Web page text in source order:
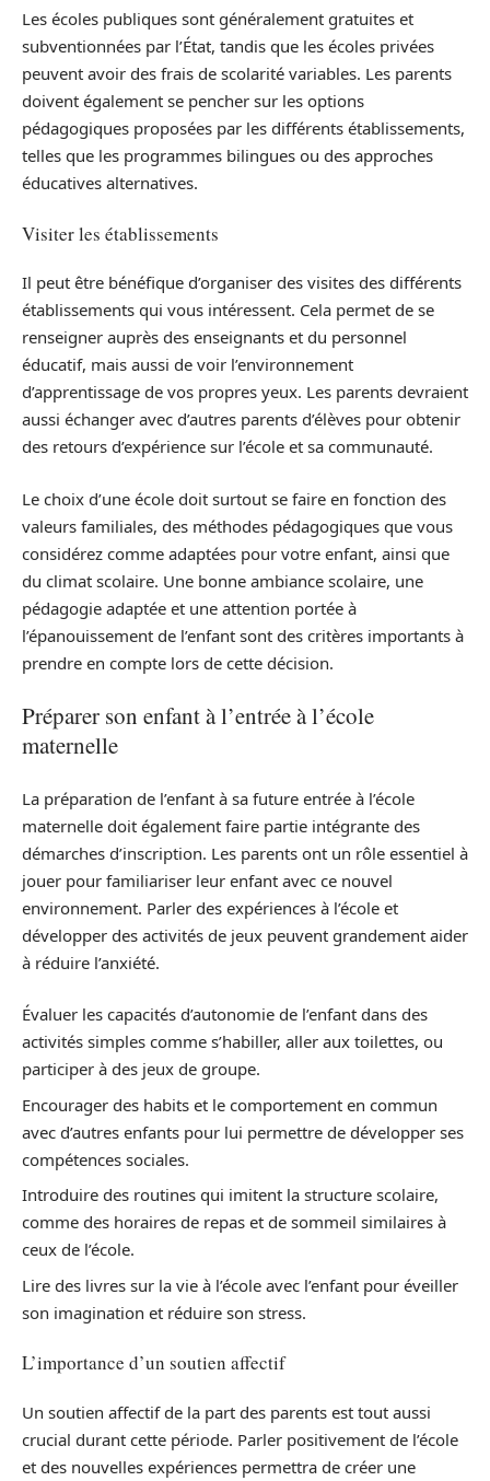
Les écoles publiques sont généralement gratuites et
subventionnées par l’État, tandis que les écoles privées
peuvent avoir des frais de scolarité variables. Les parents
doivent également se pencher sur les options
pédagogiques proposées par les différents établissements,
telles que les programmes bilingues ou des approches
éducatives alternatives.
Visiter les établissements
Il peut être bénéfique d’organiser des visites des différents
établissements qui vous intéressent. Cela permet de se
renseigner auprès des enseignants et du personnel
éducatif, mais aussi de voir l’environnement
d’apprentissage de vos propres yeux. Les parents devraient
aussi échanger avec d’autres parents d’élèves pour obtenir
des retours d’expérience sur l’école et sa communauté.
Le choix d’une école doit surtout se faire en fonction des
valeurs familiales, des méthodes pédagogiques que vous
considérez comme adaptées pour votre enfant, ainsi que
du climat scolaire. Une bonne ambiance scolaire, une
pédagogie adaptée et une attention portée à
l’épanouissement de l’enfant sont des critères importants à
prendre en compte lors de cette décision.
Préparer son enfant à l’entrée à l’école
maternelle
La préparation de l’enfant à sa future entrée à l’école
maternelle doit également faire partie intégrante des
démarches d’inscription. Les parents ont un rôle essentiel à
jouer pour familiariser leur enfant avec ce nouvel
environnement. Parler des expériences à l’école et
développer des activités de jeux peuvent grandement aider
à réduire l’anxiété.
Évaluer les capacités d’autonomie de l’enfant dans des
activités simples comme s’habiller, aller aux toilettes, ou
participer à des jeux de groupe.
Encourager des habits et le comportement en commun
avec d’autres enfants pour lui permettre de développer ses
compétences sociales.
Introduire des routines qui imitent la structure scolaire,
comme des horaires de repas et de sommeil similaires à
ceux de l’école.
Lire des livres sur la vie à l’école avec l’enfant pour éveiller
son imagination et réduire son stress.
L’importance d’un soutien affectif
Un soutien affectif de la part des parents est tout aussi
crucial durant cette période. Parler positivement de l’école
et des nouvelles expériences permettra de créer une